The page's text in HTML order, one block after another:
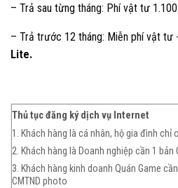
– Trả sau từng tháng: Phí vật tư
– Trả trước 12 tháng: Miễn phí vật tư
Lite.
Thủ tục đăng ký dịch vụ Internet
1. Khách hàng là cá nhân, hộ gia đình chỉ
2. Khách hàng là Doanh nghiệp cần 1 bản
3. Khách hàng kinh doanh Quán Game
CMTND photo